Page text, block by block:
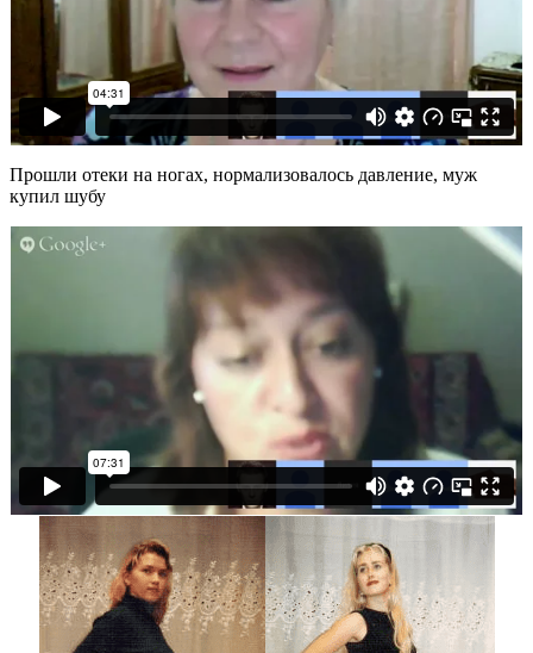
Прошли отеки на ногах, нормализовалось давление, муж
купил шубу